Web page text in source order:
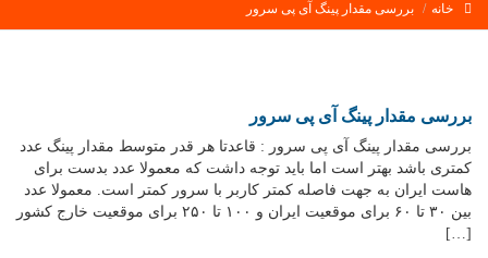
خانه بررسی مقدار پینگ آی پی سرور
بررسی مقدار پینگ آی پی سرور
بررسی مقدار پینگ آی پی سرور : قاعدتا هر قدر متوسط مقدار پینگ عدد
کمتری باشد بهتر است اما باید توجه داشت که معمولا عدد بدست برای
هاست ایران به جهت فاصله کمتر کاربر با سرور کمتر است. معمولا عدد
بین ۳۰ تا ۶۰ برای موقعیت ایران و ۱۰۰ تا ۲۵۰ برای موقعیت خارج کشور
[…]